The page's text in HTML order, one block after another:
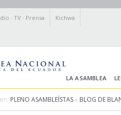
·TV · Prensa Kichwa
LA ASAMBLEA
PLENO ASAMBLEÍSTAS » BLOG DE